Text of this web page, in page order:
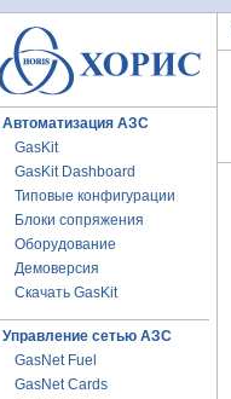
Автоматизация АЗС
GasKit
GasKit Dashboard
Типовые конфигурации
Блоки сопряжения
Оборудование
Демоверсия
Скачать GasKit
Управление сетью АЗС
GasNet Fuel
GasNet Cards